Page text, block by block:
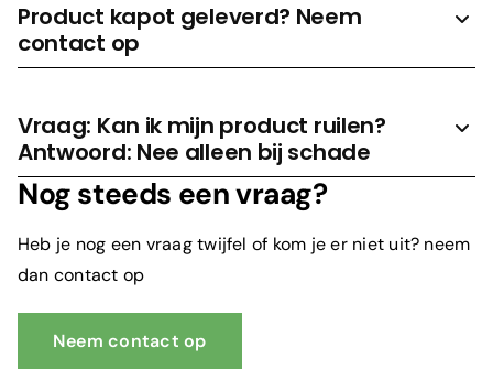
Product kapot geleverd? Neem
contact op
Vraag: Kan ik mijn product ruilen?
Antwoord: Nee alleen bij schade
Nog steeds een vraag?
Heb je nog een vraag twijfel of kom je er niet uit? neem
dan contact op
Neem contact op